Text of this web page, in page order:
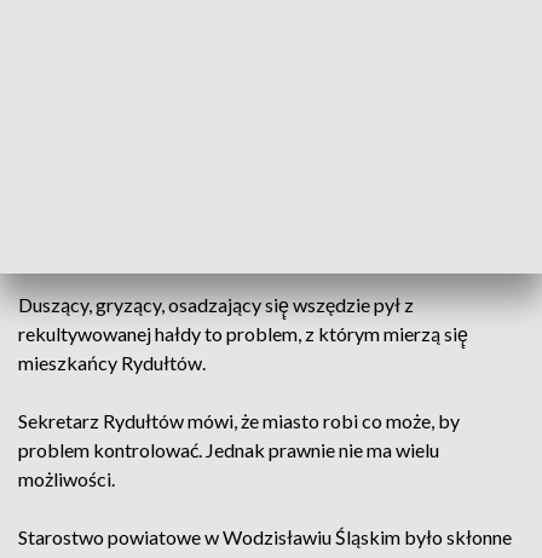
Duszący, gryzący, osadzający się̨ wszędzie pył z
rekultywowanej hałdy to problem, z którym mierzą się̨
mieszkańcy Rydułtów.
Sekretarz Rydułtów mówi, że miasto robi co może, by
problem kontrolować. Jednak prawnie nie ma wielu
możliwości.
Starostwo powiatowe w Wodzisławiu Śląskim było skłonne